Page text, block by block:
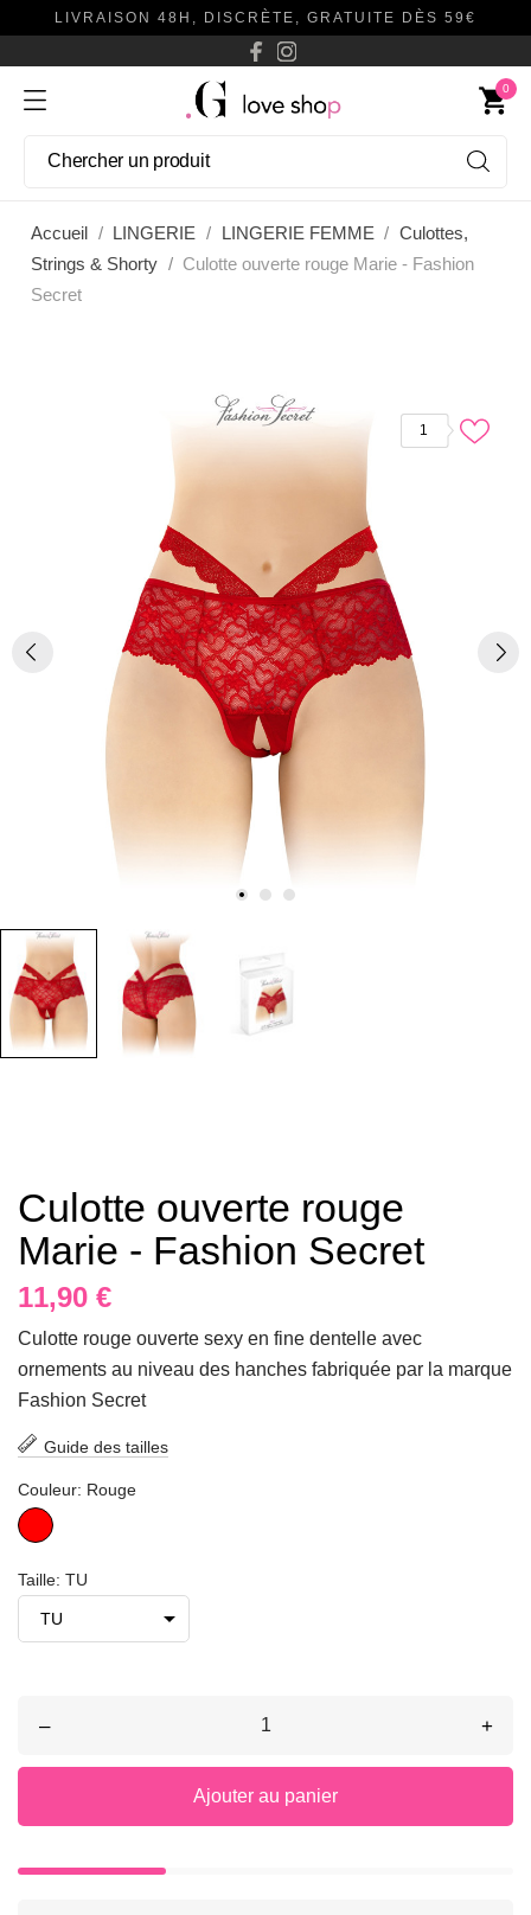
LIVRAISON 48H, DISCRÈTE, GRATUITE DÈS 59€
shopping_cart
0
Accueil LINGERIE LINGERIE FEMME
Culottes,
Strings & Shorty
Culotte ouverte rouge Marie - Fashion
Secret
1
Culotte ouverte rouge
Marie - Fashion Secret
11,90 €
Culotte rouge ouverte sexy en fine dentelle avec
ornements au niveau des hanches fabriquée par la marque
Fashion Secret
Guide des tailles
Couleur: Rouge
Rouge
Taille: TU
– +
Ajouter au panier